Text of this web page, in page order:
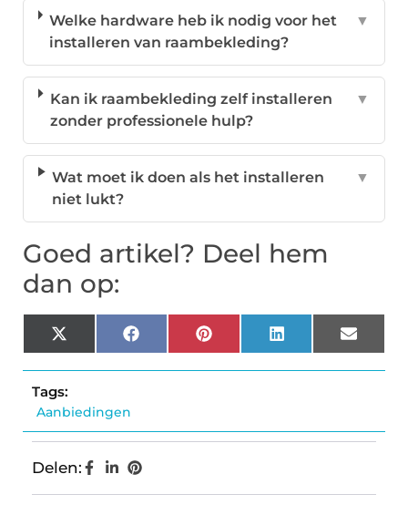
Welke hardware heb ik nodig voor het
installeren van raambekleding?
▼
Kan ik raambekleding zelf installeren
zonder professionele hulp?
▼
Wat moet ik doen als het installeren
niet lukt?
▼
Goed artikel? Deel hem
dan op:
X
(Twitter)
FacebookPinterestLinkedIn Email
Tags:
Aanbiedingen
Delen: